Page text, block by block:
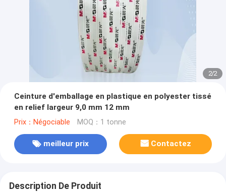
2/2
Ceinture d'emballage en plastique en polyester tissé
en relief largeur 9,0 mm 12 mm
Prix：Négociable MOQ：1 tonne
meilleur prix Contactez
Description De Produit